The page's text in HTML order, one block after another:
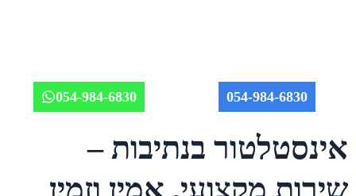
054-984-6830
054-984-6830
אינסטלטור בנתיבות –